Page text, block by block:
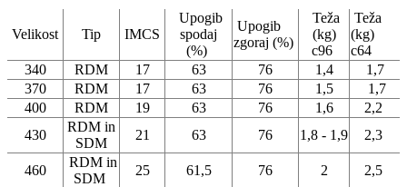
Velikost Tip IMCS
Upogib
spodaj
(%)
Upogib
zgoraj (%)
Teža
(kg)
c96
Teža
(kg)
c64
340
RDM 17 63 76 1,4
1,7
370
RDM 17 63 76 1,5
1,7
400
RDM 19 63 76 1,6
2,2
430
RDM in
SDM
21 63 76 1,8 - 1,9 2,3
460
RDM in
SDM
25 61,5 76 2
2,5